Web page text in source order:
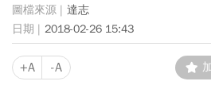
達志
2018-02-26 15:43
+A -A